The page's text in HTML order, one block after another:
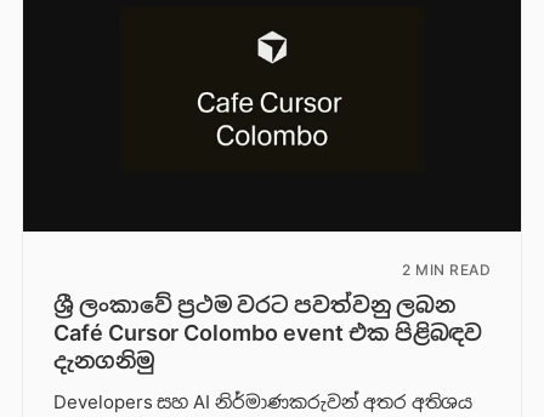
2 MIN READ
ශ්‍රී ලංකාවේ ප්‍රථම වරට පවත්වනු ලබන
Café Cursor Colombo event එක පිළිබඳව
දැනගනිමු
Developers සහ AI නිර්මාණකරුවන් අතර අතිශය